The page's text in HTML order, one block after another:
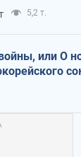
5,2 т.
или О